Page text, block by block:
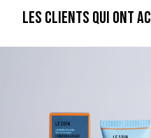
Les clients qui ont